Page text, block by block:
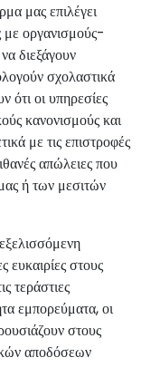
μας επιλέγει
με οργανισμούς-
διεξάγουν
σχολαστικά
ότι οι υπηρεσίες
κανονισμούς και
με τις επιστροφές
απώλειες που
ή των μεσιτών
στους
τεράστιες
εμπορεύματα, οι
στους
αποδόσεων